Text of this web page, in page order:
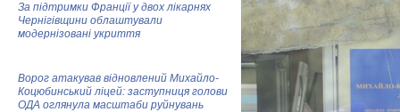
За підтримки Франції у двох лікарнях
Чернігівщини облаштували
модернізовані укриття
Ворог атакував відновлений Михайло-
Коцюбинський ліцей: заступниця голови
ОДА оглянула масштаби руйнувань